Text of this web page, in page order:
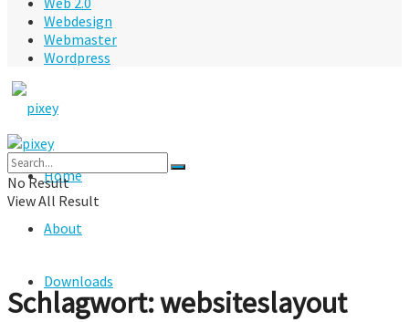
Webdesign
Webmaster
Wordpress
Home
About
Downloads
No Result
View All Result
Schlagwort:websiteslayout